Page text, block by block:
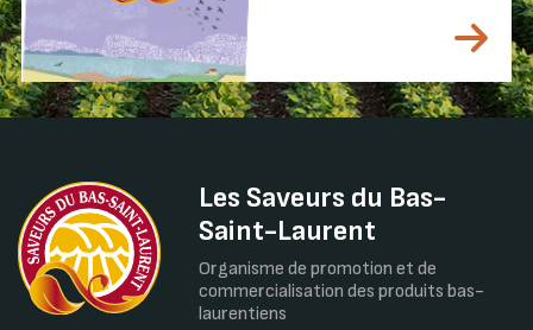
Les Saveurs du Bas-
Saint-Laurent
Organisme de promotion et de
commercialisation des produits bas-
laurentiens